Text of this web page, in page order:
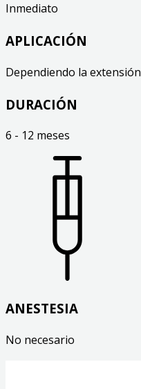
Inmediato
APLICACIÓN
Dependiendo la extensión
DURACIÓN
6 - 12 meses
ANESTESIA
No necesario